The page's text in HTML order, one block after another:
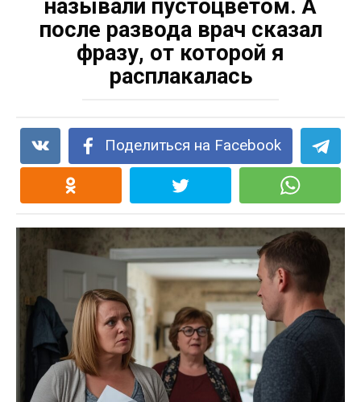
называли пустоцветом. А
после развода врач сказал
фразу, от которой я
расплакалась
Поделиться на Facebook